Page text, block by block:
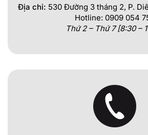
Địa chỉ: 530 Đường 3 tháng 2, P.
Hotline: 0909 054
Thứ 2 – Thứ 7 [8:30 –